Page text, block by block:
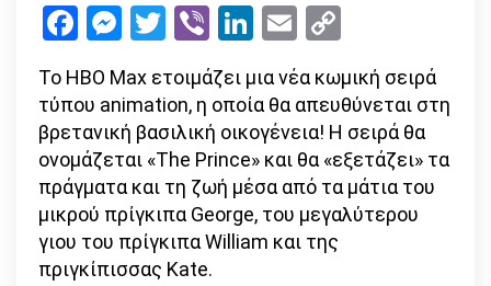
τη
βασιλική
οικογένεια!
Facebook
Messenger
Twitter
ViberLinkedIn
Email
Link
Το HBO Max ετοιμάζει μια νέα κωμική σειρά
τύπου animation, η οποία θα απευθύνεται στη
βρετανική βασιλική οικογένεια! Η σειρά θα
ονομάζεται «The Prince» και θα «εξετάζει» τα
πράγματα και τη ζωή μέσα από τα μάτια του
μικρού πρίγκιπα George, του μεγαλύτερου
γιου του πρίγκιπα William και της
πριγκίπισσας Kate.